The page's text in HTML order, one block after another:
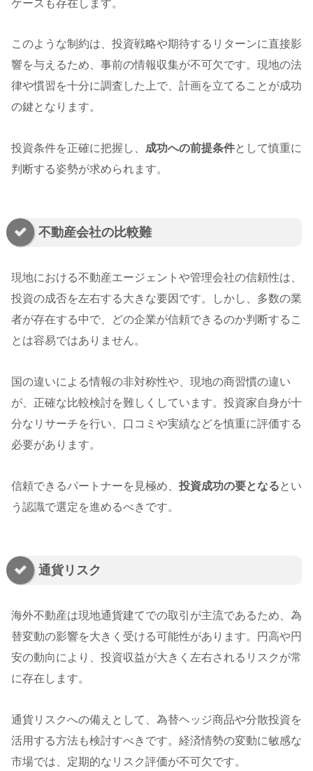
ケースも存在します。
このような制約は、投資戦略や期待するリターンに直接影
響を与えるため、事前の情報収集が不可欠です。現地の法
律や慣習を十分に調査した上で、計画を立てることが成功
の鍵となります。
投資条件を正確に把握し、 成功への前提条件として慎重に
判断する姿勢が求められます。
不動産会社の比較難
現地における不動産エージェントや管理会社の信頼性は、
投資の成否を左右する大きな要因です。しかし、多数の業
者が存在する中で、どの企業が信頼できるのか判断するこ
とは容易ではありません。
国の違いによる情報の非対称性や、現地の商習慣の違い
が、正確な比較検討を難しくしています。投資家自身が十
分なリサーチを行い、口コミや実績などを慎重に評価する
必要があります。
信頼できるパートナーを見極め、 投資成功の要となる とい
う認識で選定を進めるべきです。
通貨リスク
海外不動産は現地通貨建てでの取引が主流であるため、為
替変動の影響を大きく受ける可能性があります。円高や円
安の動向により、投資収益が大きく左右されるリスクが常
に存在します。
通貨リスクへの備えとして、為替ヘッジ商品や分散投資を
活用する方法も検討すべきです。経済情勢の変動に敏感な
市場では、定期的なリスク評価が不可欠です。